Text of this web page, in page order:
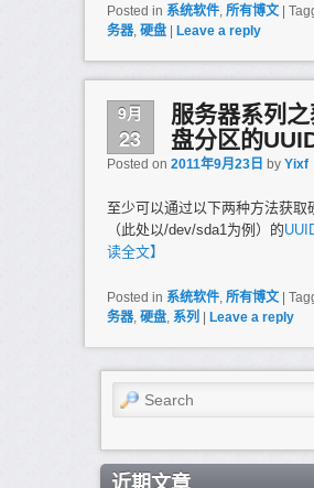
Posted in 系统软件, 所有博文
务器, 硬盘 Leave a reply
9月
23
服务器系列
盘分区的
Posted on 2011年9月23日 by Yixf
至少可以通过以下两种方法获取
（此处以/dev/sda1为例）的
读全文】
Posted in 系统软件, 所有博文 |
务器, 硬盘, 系列 | Leave a reply
Search